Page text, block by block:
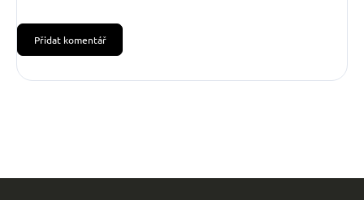
Přidat komentář